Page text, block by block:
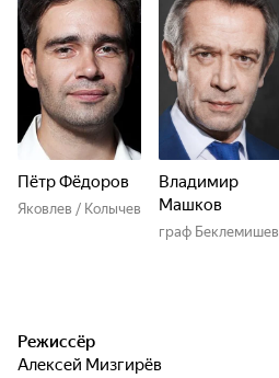
Пётр Фёдоров
Яковлев / Колычев
Владимир
Машков
граф Беклемишев
Режиссёр
Алексей Мизгирёв